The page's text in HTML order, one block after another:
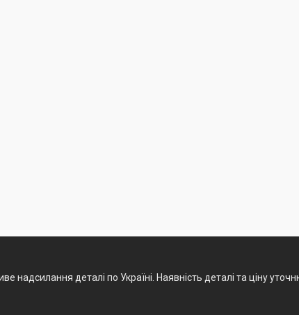
надсилання деталі по Україні. Наявність деталі та ціну